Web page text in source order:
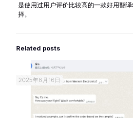
是使用过用户评价比较高的一款好用翻
择。
Related posts
2025年6月16日